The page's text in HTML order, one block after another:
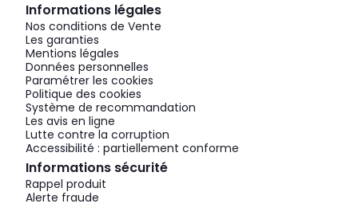
Informations légales
Nos conditions de Vente
Les garanties
Mentions légales
Données personnelles
Paramétrer les cookies
Politique des cookies
Système de recommandation
Les avis en ligne
Lutte contre la corruption
Accessibilité : partiellement conforme
Informations sécurité
Rappel produit
Alerte fraude